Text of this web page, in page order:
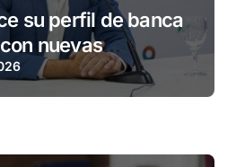
su perfil de banca
nuevas
familias y